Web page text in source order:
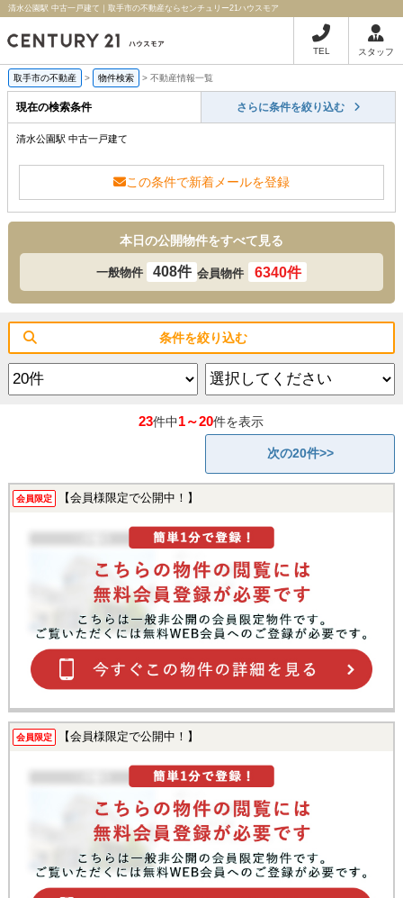
清水公園駅 中古一戸建て｜取手市の不動産ならセンチュリー21ハウスモア
TEL スタッフ
取手市の不動産 > 物件検索 > 不動産情報一覧
現在の検索条件 さらに条件を絞り込む
清水公園駅 中古一戸建て
この条件で新着メールを登録
本日の公開物件をすべて見る
一般物件 408件 会員物件 6340件
条件を絞り込む
23件中1～20件を表示
次の20件>>
会員限定 【会員様限定で公開中！】
会員限定 【会員様限定で公開中！】